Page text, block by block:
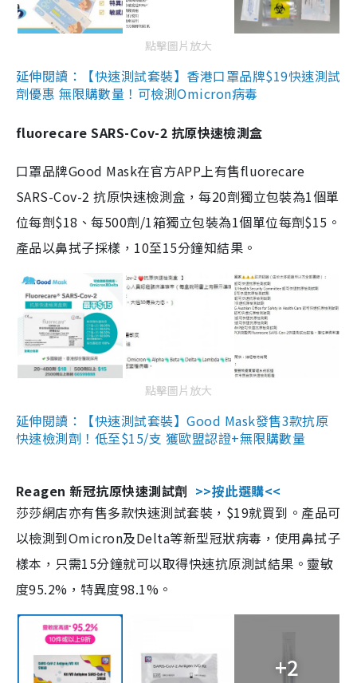
點擊圖片放大
延伸閱讀：【快速測試套裝】香港口罩品牌$19快速測試
劑優惠 無限購數量！可檢測Omicron病毒
fluorecare SARS-Cov-2 抗原快速檢測盒
口罩品牌Good Mask在官方APP上有售fluorecare
SARS-Cov-2 抗原快速檢測盒，每20劑獨立包裝為1個單
位每劑$18、每500劑/1箱獨立包裝為1個單位每劑$15。
產品以鼻拭子採樣，10至15分鐘知結果。
點擊圖片放大
延伸閱讀：【快速測試套裝】Good Mask發售3款抗原
快速檢測劑！低至$15/支 獲歐盟認證+無限購數量
Reagen 新冠抗原快速測試劑 >>按此選購<<
莎莎網店亦有售多款快速測試套裝，$19就買到。產品可
以檢測到Omicron及Delta等新型冠狀病毒，使用鼻拭子
樣本，只需15分鐘就可以取得快速抗原測試結果。靈敏
度95.2%，特異度98.1%。
+2